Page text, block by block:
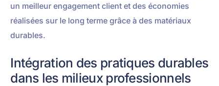
un meilleur engagement client et des économies
réalisées sur le long terme grâce à des matériaux
durables.
Intégration des pratiques durables
dans les milieux professionnels